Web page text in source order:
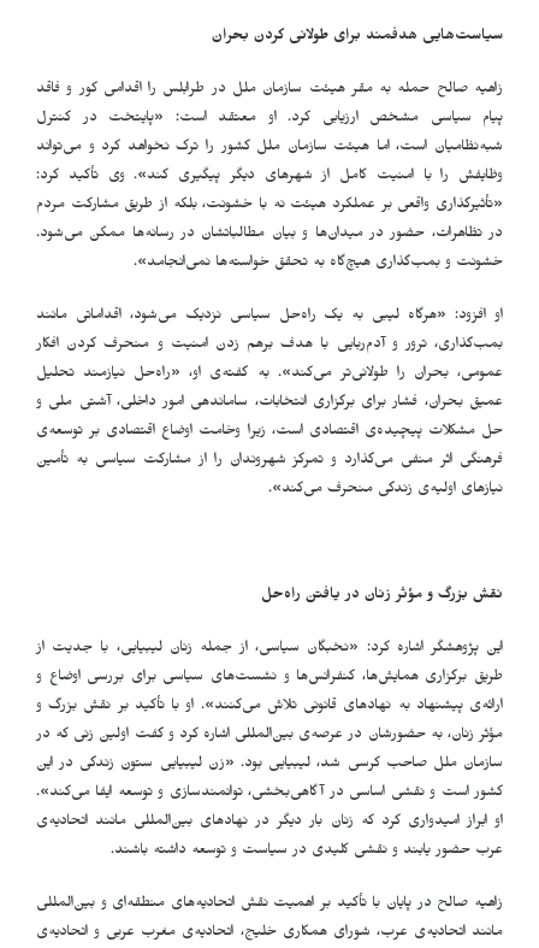
سیاست‌هایی هدفمند برای طولانی کردن بحران
زاهیه صالح حمله به مقر هیئت سازمان ملل در طرابلس را اقدامی کور و فاقد
پیام سیاسی مشخص ارزیابی کرد. او معتقد است: «پایتخت در کنترل
شبه‌نظامیان است، اما هیئت سازمان ملل کشور را ترک نخواهد کرد و می‌تواند
وظایفش را با امنیت کامل از شهرهای دیگر پیگیری کند». وی تأکید کرد:
«تأثیرگذاری واقعی بر عملکرد هیئت نه با خشونت، بلکه از طریق مشارکت مردم
در تظاهرات، حضور در میدان‌ها و بیان مطالباتشان در رسانه‌ها ممکن می‌شود.
خشونت و بمب‌گذاری هیچ‌گاه به تحقق خواسته‌ها نمی‌انجامد».
او افزود: «هرگاه لیبی به یک راه‌حل سیاسی نزدیک می‌شود، اقداماتی مانند
بمب‌گذاری، ترور و آدم‌ربایی با هدف برهم زدن امنیت و منحرف کردن افکار
عمومی، بحران را طولانی‌تر می‌کند». به گفته‌ی او، «راه‌حل نیازمند تحلیل
عمیق بحران، فشار برای برگزاری انتخابات، ساماندهی امور داخلی، آشتی ملی و
حل مشکلات پیچیده‌ی اقتصادی است، زیرا وخامت اوضاع اقتصادی بر توسعه‌ی
فرهنگی اثر منفی می‌گذارد و تمرکز شهروندان را از مشارکت سیاسی به تأمین
نیازهای اولیه‌ی زندگی منحرف می‌کند».
نقش بزرگ و مؤثر زنان در یافتن راه‌حل
این پژوهشگر اشاره کرد: «نخبگان سیاسی، از جمله زنان لیبیایی، با جدیت از
طریق برگزاری همایش‌ها، کنفرانس‌ها و نشست‌های سیاسی برای بررسی اوضاع و
ارائه‌ی پیشنهاد به نهادهای قانونی تلاش می‌کنند». او با تأکید بر نقش بزرگ و
مؤثر زنان، به حضورشان در عرصه‌ی بین‌المللی اشاره کرد و گفت اولین زنی که در
سازمان ملل صاحب کرسی شد، لیبیایی بود. «زن لیبیایی ستون زندگی در این
کشور است و نقشی اساسی در آگاهی‌بخشی، توانمندسازی و توسعه ایفا می‌کند».
او ابراز امیدواری کرد که زنان بار دیگر در نهادهای بین‌المللی مانند اتحادیه‌ی
عرب حضور یابند و نقشی کلیدی در سیاست و توسعه داشته باشند.
زاهیه صالح در پایان با تأکید بر اهمیت نقش اتحادیه‌های منطقه‌ای و بین‌المللی
مانند اتحادیه‌ی عرب، شورای همکاری خلیج، اتحادیه‌ی مغرب عربی و اتحادیه‌ی